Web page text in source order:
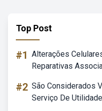
Top Post
#1 Alterações
Reparativas
#2 São Considerados
Serviço De